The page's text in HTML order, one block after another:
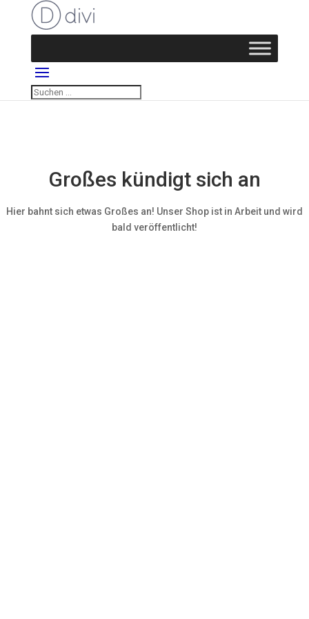
Großes kündigt sich an
Hier bahnt sich etwas Großes an! Unser Shop ist in Arbeit und wird
bald veröffentlicht!